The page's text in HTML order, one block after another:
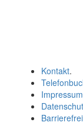
Kontakt.
Impressum